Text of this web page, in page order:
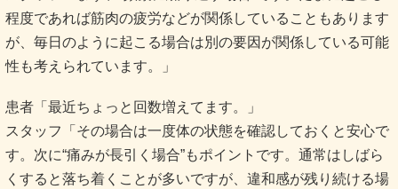
程度であれば筋肉の疲労などが関係していることもあります
が、毎日のように起こる場合は別の要因が関係している可能
性も考えられています。」
患者「最近ちょっと回数増えてます。」
スタッフ「その場合は一度体の状態を確認しておくと安心で
す。次に“痛みが長引く場合”もポイントです。通常はしばら
くすると落ち着くことが多いですが、違和感が残り続ける場